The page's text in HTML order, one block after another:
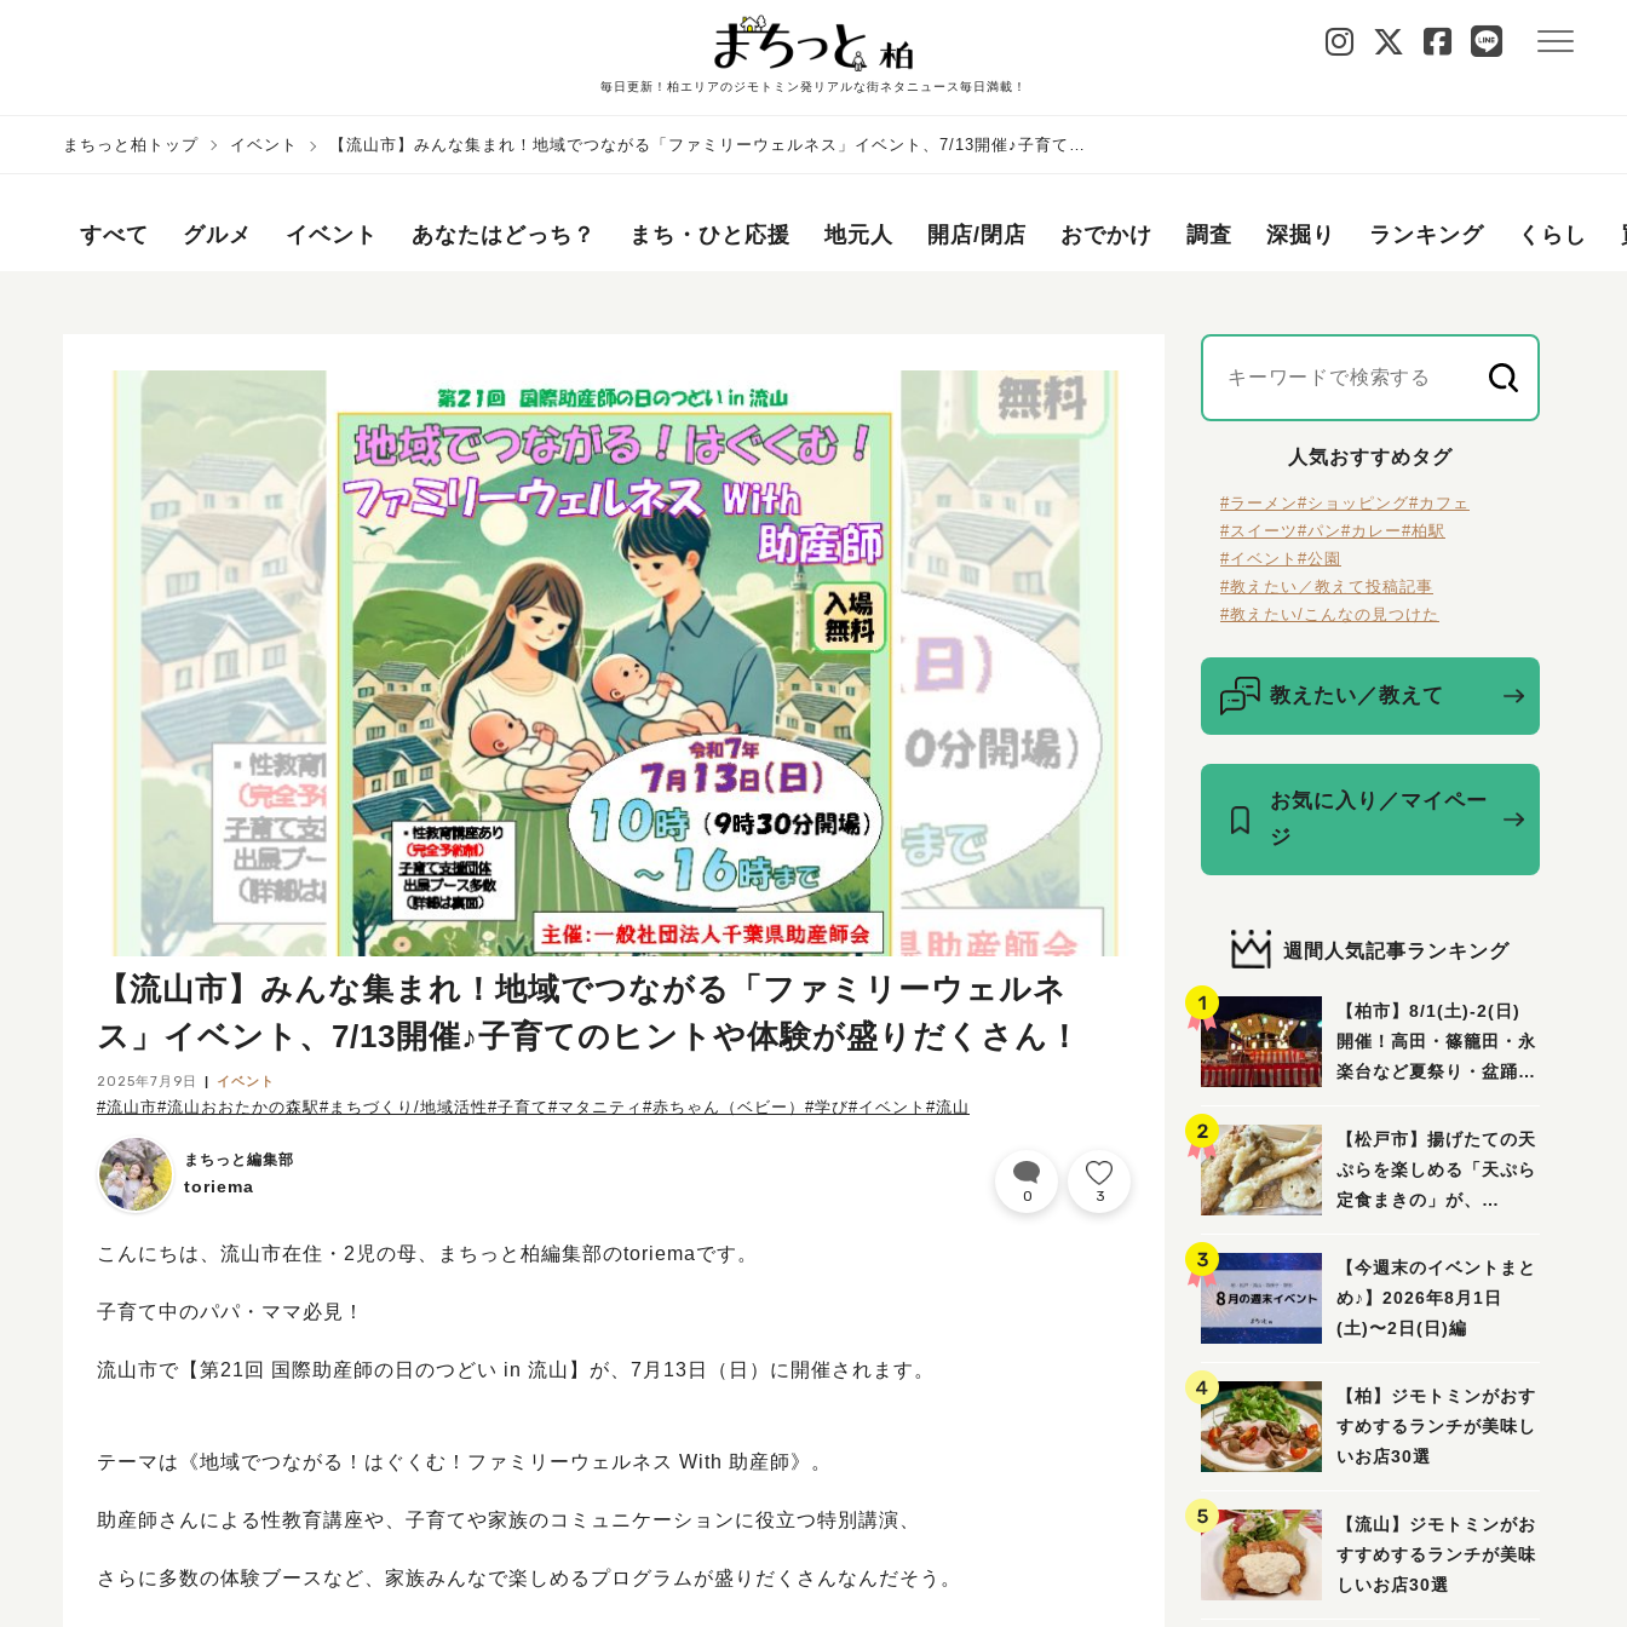
毎日更新！柏エリアのジモトミン発リアルな街ネタニュース毎日満載！
まちっと柏トップ イベント
【流山市】みんな集まれ！地域でつながる「ファミリーウェルネス」イベント、7/13開催♪子育ての
すべて グルメ イベント あなたはどっち？ まち・ひと応援 地元人 開店/閉店 おでかけ 調査 深掘り ランキング くらし
【流山市】みんな集まれ！地域でつながる「ファミリーウェルネ
ス」イベント、7/13開催♪子育てのヒントや体験が盛りだくさん！
2025年7月9日 イベント
#流山市#流山おおたかの森駅#まちづくり/地域活性#子育て#マタニティ #赤ちゃん（ベビー） #学び#イベント #流山
まちっと編集部
toriema 0 3
こんにちは、流山市在住・2児の母、まちっと柏編集部のtoriemaです。
子育て中のパパ・ママ必見！
流山市で【第21回 国際助産師の日のつどい in 流山】が、7月13日（日）に開催されます。
テーマは《地域でつながる！はぐくむ！ファミリーウェルネス With 助産師》。
助産師さんによる性教育講座や、子育てや家族のコミュニケーションに役立つ特別講演、
さらに多数の体験ブースなど、家族みんなで楽しめるプログラムが盛りだくさんなんだそう。
人気おすすめタグ
#ラーメン#ショッピング#カフェ
#スイーツ#パン#カレー#柏駅
#イベント #公園
#教えたい／教えて投稿記事
#教えたい/こんなの見つけた
教えたい／教えて
お気に入り／マイペー
ジ
週間人気記事ランキング
【柏市】8/1(土)‐2(日)
開催！高田・篠籠田・永
楽台など夏祭り・盆踊り
【松戸市】揚げたての天
ぷらを楽しめる「天ぷら
定食まきの」が、
【今週末のイベントまと
め♪】2026年8月1日
(土)〜2日(日)編
【柏】ジモトミンがおす
すめするランチが美味し
いお店30選
【流山】ジモトミンがお
すすめするランチが美味
しいお店30選